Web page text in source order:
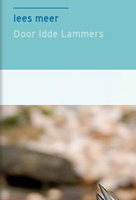
lees meer
Door Idde Lammers